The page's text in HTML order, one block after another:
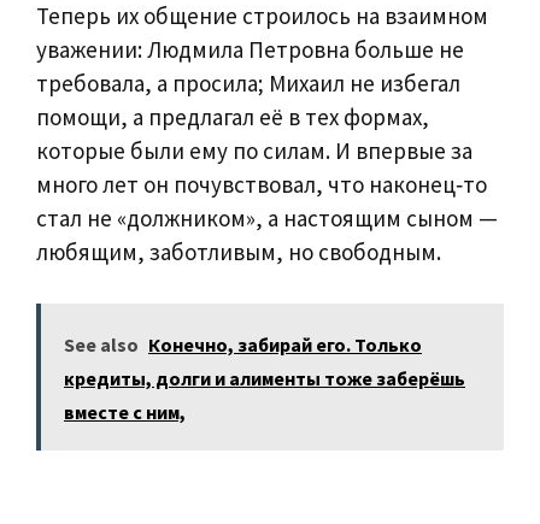
Теперь их общение строилось на взаимном
уважении: Людмила Петровна больше не
требовала, а просила; Михаил не избегал
помощи, а предлагал её в тех формах,
которые были ему по силам. И впервые за
много лет он почувствовал, что наконец‑то
стал не «должником», а настоящим сыном —
любящим, заботливым, но свободным.
See also Конечно, забирай его. Только
кредиты, долги и алименты тоже заберёшь
вместе с ним,